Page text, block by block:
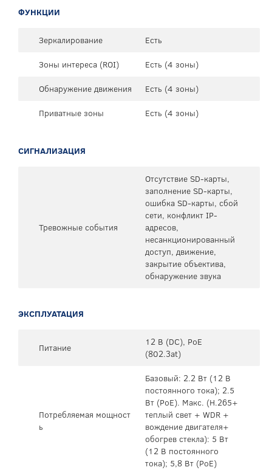
ФУНКЦИИ
Зеркалирование
Есть
Зоны интереса (ROI)
Есть (4 зоны)
Обнаружение движения
Есть (4 зоны)
Приватные зоны
Есть (4 зоны)
СИГНАЛИЗАЦИЯ
Тревожные события
Отсутствие SD-карты,
заполнение SD-карты,
ошибка SD-карты, сбой
сети, конфликт IP-
адресов,
несанкционированный
доступ, движение,
закрытие объектива,
обнаружение звука
ЭКСПЛУАТАЦИЯ
Питание
12 В (DC), PoE
(802.3at)
Потребляемая мощност
ь
Базовый: 2.2 Вт (12 В
постоянного тока); 2.5
Вт (PoE). Макс. (H.265+
теплый свет + WDR +
вождение двигателя+
обогрев стекла): 5 Вт
(12 В постоянного
тока); 5,8 Вт (PoE)